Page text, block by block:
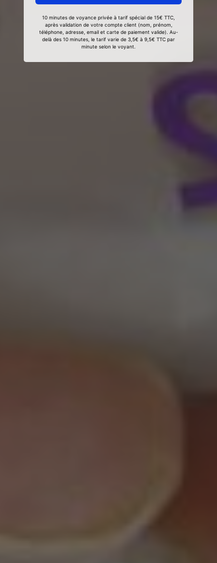
10 minutes de voyance privée à tarif spécial de 15€ TTC,
après validation de votre compte client (nom, prénom,
téléphone, adresse, email et carte de paiement valide). Au-
delà des 10 minutes, le tarif varie de 3,5€ à 9,5€ TTC par
minute selon le voyant.